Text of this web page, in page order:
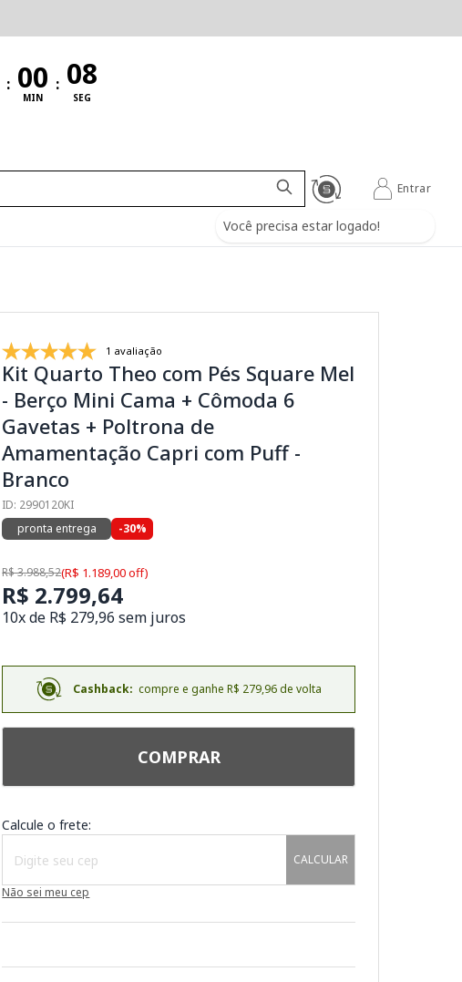
:
MIN
:
SEG
Você precisa estar logado!
Entrar
1 avaliação
Kit Quarto Theo com Pés Square Mel
- Berço Mini Cama + Cômoda 6
Gavetas + Poltrona de
Amamentação Capri com Puff -
Branco
ID: 2990120KI
pronta entrega
-30%
R$ 3.988,52(R$ 1.189,00 off)
R$ 2.799,64
10x de R$ 279,96 sem juros
Cashback: compre e ganhe R$ 279,96 de volta
COMPRAR
Calcule o frete:
CALCULAR
Não sei meu cep